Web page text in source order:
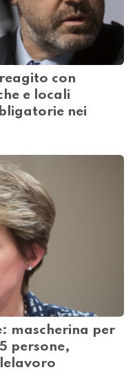
con
e locali
nei
mascherina per
persone,